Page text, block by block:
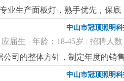
业生产面板灯，熟手优先，保
元，每月设有全勤奖100/月
中山市冠顶照明
届生 | 年龄：18-45岁 | 招聘人数
公司的整体方针，制定年度的销
护老客户，对新老客户进行公
，使业务工作可以畅通进行；4
中山市冠顶照明